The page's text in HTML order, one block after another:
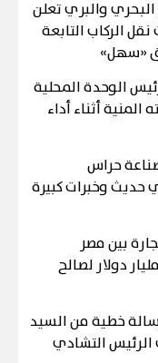
والبري تعلن
الركاب التابعة
«سهل»
الوحدة المحلية
أثناء أداء
حراس
حديث وخبرات كبيرة
بين مصر
وفائض 4.3 مليار دولار لصالح
خطية من السيد
التشادي